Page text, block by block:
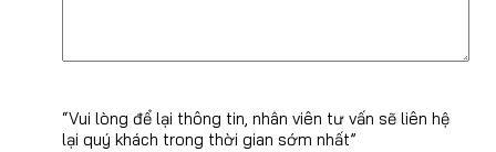
“Vui lòng để lại thông tin, nhân viên tư vấn sẽ liên hệ
lại quý khách trong thời gian sớm nhất”